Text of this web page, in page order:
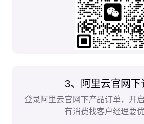
3、阿里云官网下
登录阿里云官网下产品订单，开
有消费找客户经理要